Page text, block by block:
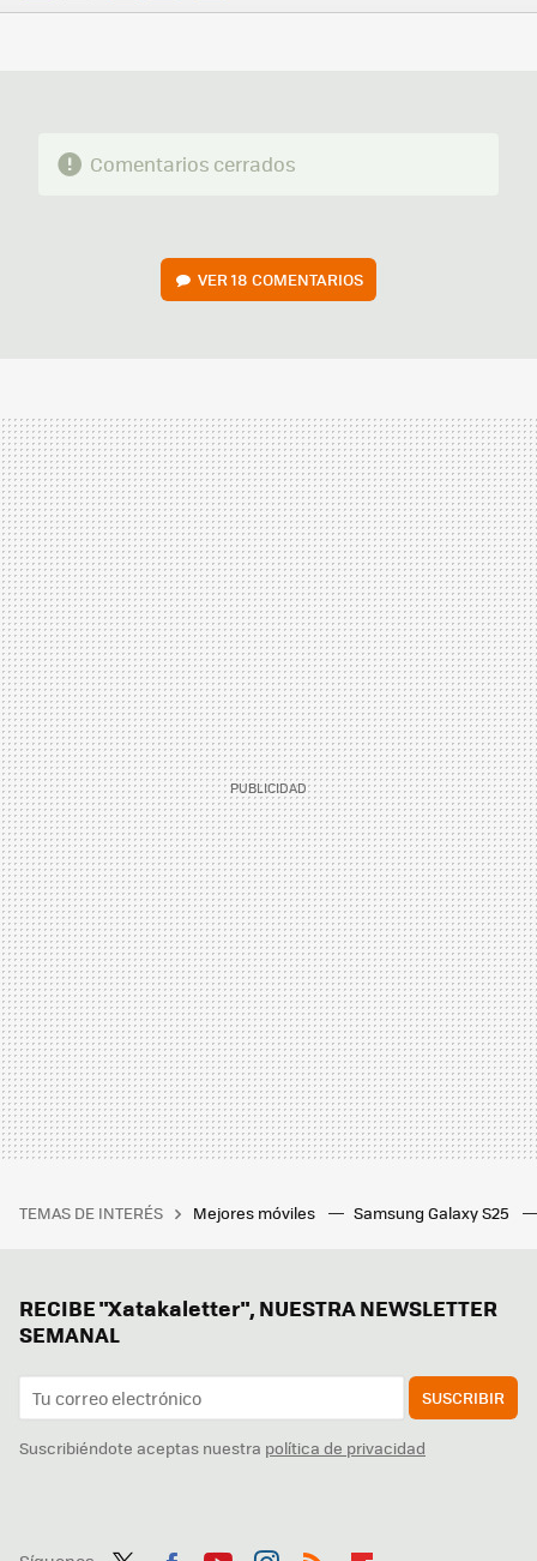
FACEBOOK
TWITTERFLIPBOARD
E-
WHATSAPP
Comentarios cerrados
VER 18 COMENTARIOS
TEMAS DE INTERÉS Mejores móviles Samsung Galaxy S25
RECIBE "Xatakaletter", NUESTRA NEWSLETTER
SEMANAL
SUSCRIBIR
Suscribiéndote aceptas nuestra política de privacidad